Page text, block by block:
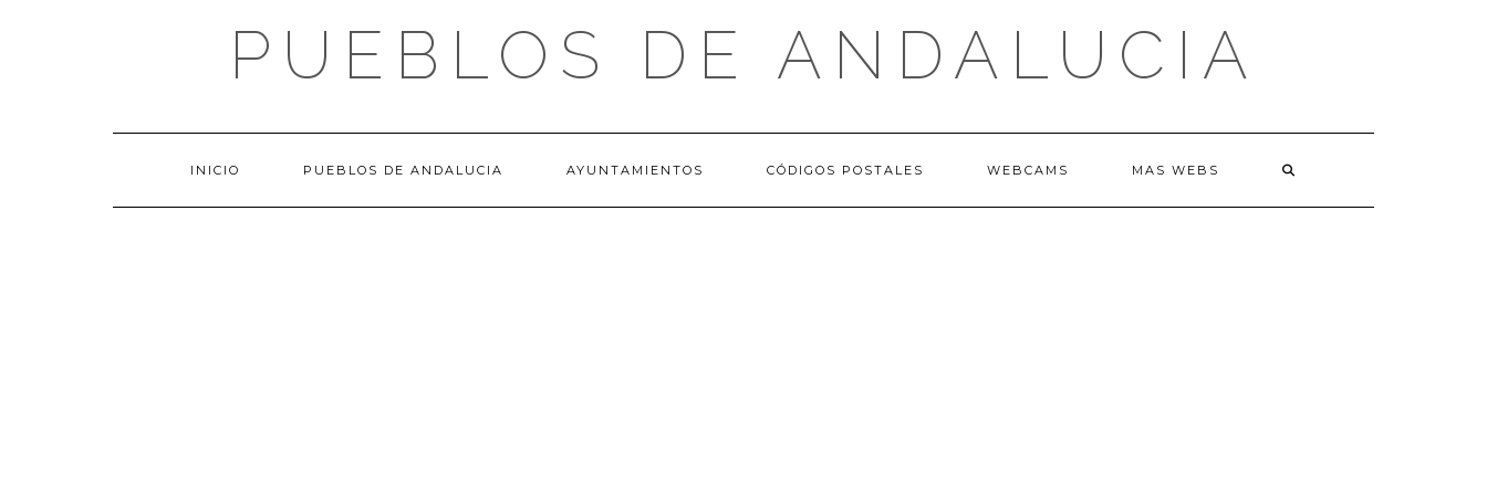
PUEBLOS DE ANDALUCIA
INICIO PUEBLOS DE ANDALUCIA AYUNTAMIENTOS CÓDIGOS POSTALES WEBCAMS MAS WEBS